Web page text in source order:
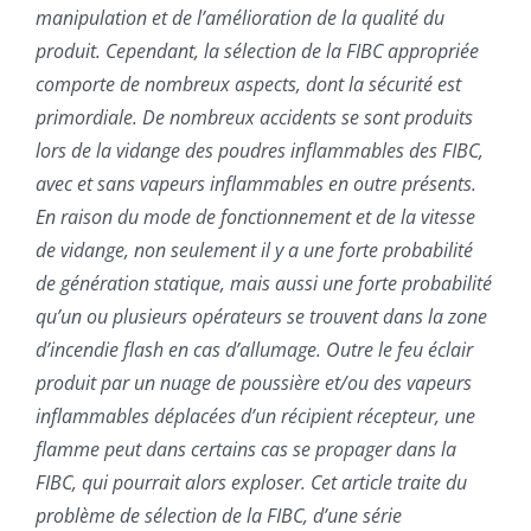
manipulation et de l’amélioration de la qualité du
produit. Cependant, la sélection de la FIBC appropriée
comporte de nombreux aspects, dont la sécurité est
primordiale. De nombreux accidents se sont produits
lors de la vidange des poudres inflammables des FIBC,
avec et sans vapeurs inflammables en outre présents.
En raison du mode de fonctionnement et de la vitesse
de vidange, non seulement il y a une forte probabilité
de génération statique, mais aussi une forte probabilité
qu’un ou plusieurs opérateurs se trouvent dans la zone
d’incendie flash en cas d’allumage. Outre le feu éclair
produit par un nuage de poussière et/ou des vapeurs
inflammables déplacées d’un récipient récepteur, une
flamme peut dans certains cas se propager dans la
FIBC, qui pourrait alors exploser. Cet article traite du
problème de sélection de la FIBC, d’une série